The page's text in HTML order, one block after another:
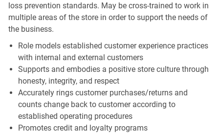
loss prevention standards. May be cross-trained to work in
multiple areas of the store in order to support the needs of
the business.
Role models established customer experience practices
with internal and external customers
Supports and embodies a positive store culture through
honesty, integrity, and respect
Accurately rings customer purchases/returns and
counts change back to customer according to
established operating procedures
Promotes credit and loyalty programs